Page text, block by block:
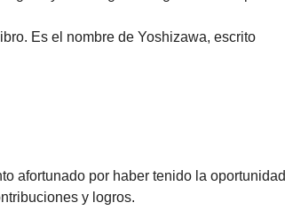
Es el nombre de Yoshizawa, escrito
afortunado por haber tenido la oportunidad
y logros.